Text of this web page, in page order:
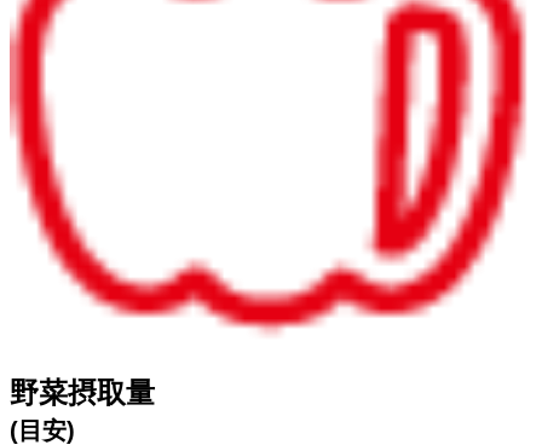
野菜摂取量
(目安)